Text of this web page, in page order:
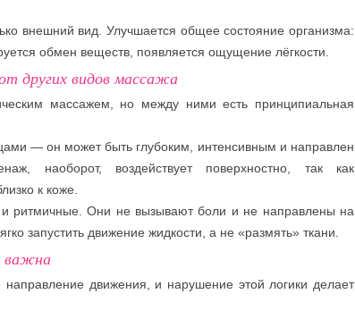
внешний вид. Улучшается общее состояние организма:
обмен веществ, появляется ощущение лёгкости.
других видов массажа
массажем, но между ними есть принципиальная
— он может быть глубоким, интенсивным и направлен
наоборот, воздействует поверхностно, так как
к коже.
ритмичные. Они не вызывают боли и не направлены на
запустить движение жидкости, а не «размять» ткани.
важна
движения, и нарушение этой логики делает